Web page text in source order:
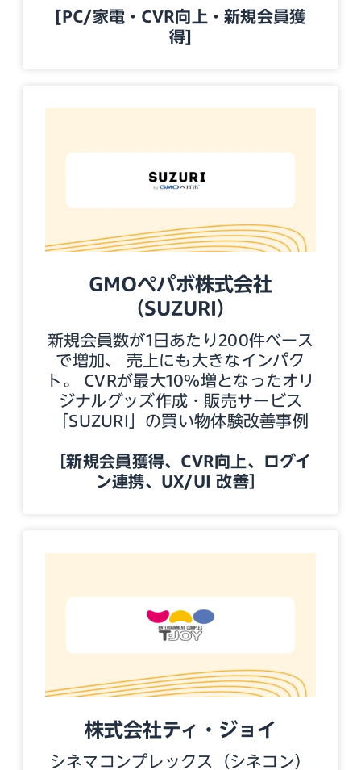
[PC/家電・CVR向上・新規会員獲
得]
GMOペパボ株式会社
（SUZURI）
新規会員数が1日あたり200件ベース
で増加、 売上にも大きなインパク
ト。 CVRが最大10%増となったオリ
ジナルグッズ作成・販売サービス
「SUZURI」の買い物体験改善事例
［新規会員獲得、CVR向上、ログイ
ン連携、UX/UI 改善］
株式会社ティ・ジョイ
シネマコンプレックス（シネコン）